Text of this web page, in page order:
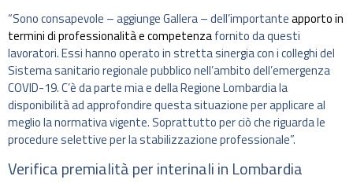
“Sono consapevole – aggiunge Gallera – dell’importanteapporto in
termini di professionalità e competenzafornito da questi
lavoratori. Essi hanno operato in stretta sinergia con i colleghi del
Sistema sanitario regionale pubblico nell’ambito dell’emergenza
COVID-19. C’è da parte mia e della Regione Lombardia la
disponibilità ad approfondire questa situazione per applicare al
meglio la normativa vigente. Soprattutto per ciò che riguarda le
procedure selettive per la stabilizzazione professionale”.
Verifica premialità per interinali in Lombardia